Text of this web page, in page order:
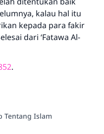
kalau hal itu
kepada para fakir
dari ‘Fatawa Al-
.
Tentang Islam